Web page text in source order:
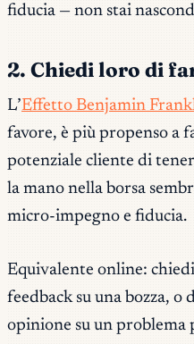
fiducia — non stai
2. Chiedi loro di
L’Effetto Benjamin
favore, è più propenso a
potenziale cliente di
la mano nella borsa
micro-impegno e fiducia.
Equivalente online:
feedback su una bozza,
opinione su un problema